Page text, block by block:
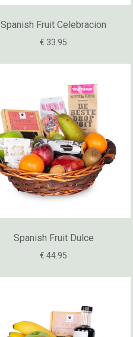
Spanish Fruit Celebracion
€ 33.95
Spanish Fruit Dulce
€ 44.95